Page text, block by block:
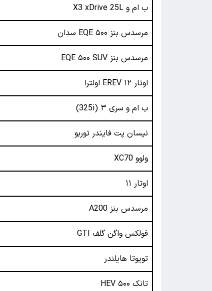
ب ام و X3 xDrive 25L
مرسدس بنز EQE ۵۰۰ سدان
مرسدس بنز EQE ۵۰۰ SUV
اوتار ۱۲ EREV اولترا
ب ام و سری ۳ (325i)
نیسان پت فایندر توربو
ولوو XC70
اوتار ۱۱
مرسدس بنز A200
فولکس واگن گلف GTI
تویوتا هایلندر
تانک ۵۰۰ HEV